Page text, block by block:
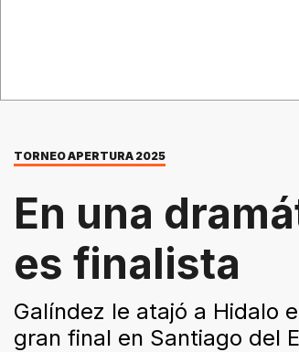
TORNEO APERTURA 2025
En una
es finalista
Galíndez le atajó a Hidalo
gran final en Santiago del